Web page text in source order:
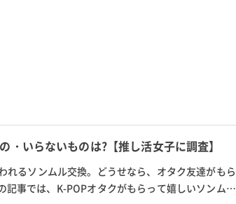
いらないものは?【推し活女子に調査】
るソンムル交換。どうせなら、オタク友達がもら
事では、K-POPオタクがもらって嬉しいソンムル